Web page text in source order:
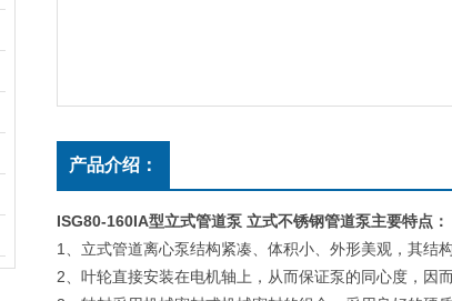
产品介绍：
ISG80-160IA型立式管道泵 立式不锈钢管道泵主要特点：
1 、立式管道离心泵结构紧凑、体积小、外形美观，其结
2、叶轮直接安装在电机轴上，从而保证泵的同心度，因